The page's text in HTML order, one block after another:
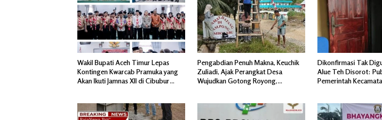
Wakil Bupati Aceh Timur Lepas
Kontingen Kwarcab Pramuka yang
Akan Ikuti Jamnas XII di Cibubur
Pengabdian Penuh Makna, Keuchik
Zuliadi, Ajak Perangkat Desa
Wujudkan Gotong Royong,
Dikonfirmasi Tak
Alue Teh Disorot:
Pemerintah